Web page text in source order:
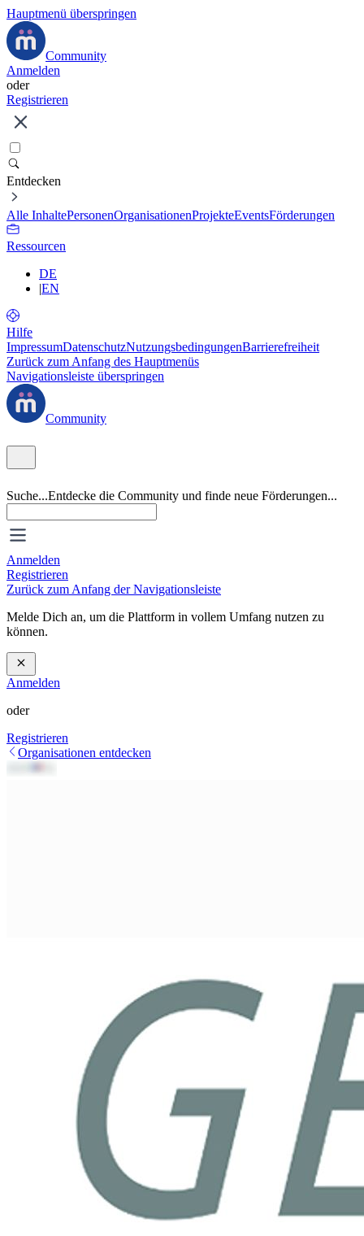
Hauptmenü überspringen
Community
Anmelden
oder
Registrieren
Entdecken
Alle InhaltePersonenOrganisationenProjekteEventsFörderungen
Ressourcen
DE
|EN
Hilfe
ImpressumDatenschutzNutzungsbedingungenBarrierefreiheit
Zurück zum Anfang des Hauptmenüs
Navigationsleiste überspringen
Community
Suche...Entdecke die Community und finde neue Förderungen...
Anmelden
Registrieren
Zurück zum Anfang der Navigationsleiste
Melde Dich an, um die Plattform in vollem Umfang nutzen zu
können.
Anmelden
oder
Registrieren
Organisationen entdecken